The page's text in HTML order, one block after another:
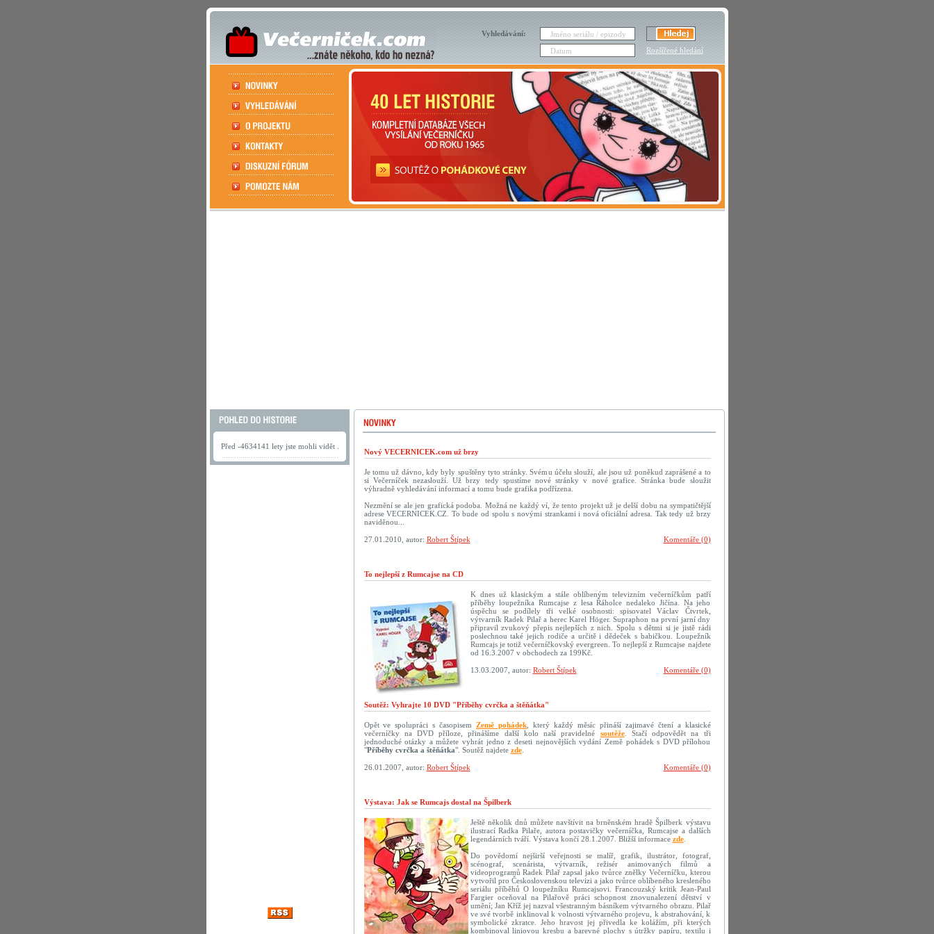
Vyhledávání:
Rozšířené hledání
Před -4634141 lety jste mohli vidět .
Nový VECERNICEK.com už brzy
Je tomu už dávno, kdy byly spuštěny tyto stránky. Svému účelu slouží, ale jsou už poněkud zaprášené a to
si Večerníček nezaslouží. Už brzy tedy spustíme nové stránky v nové grafice. Stránka bude sloužit
výhradně vyhledávání informací a tomu bude grafika podřízena.
Nezmění se ale jen grafická podoba. Možná ne každý ví, že tento projekt už je delší dobu na sympatičtější
adrese VECERNICEK.CZ. To bude od spolu s novými strankami i nová oficiální adresa. Tak tedy už brzy
naviděnou...
Komentáře (0)
27.01.2010, autor: Robert Štípek
To nejlepší z Rumcajse na CD
K dnes už klasickým a stále oblíbeným televizním večerníčkům patří
příběhy loupežníka Rumcajse z lesa Řáholce nedaleko Jičína. Na jeho
úspěchu se podílely tři velké osobnosti: spisovatel Václav Čtvrtek,
výtvarník Radek Pilař a herec Karel Höger. Supraphon na první jarní dny
připravil zvukový přepis nejlepších z nich. Spolu s dětmi si je jistě rádi
poslechnou také jejich rodiče a určitě i dědeček s babičkou. Loupežník
Rumcajs je totiž večerníčkovský evergreen. To nejlepší z Rumcajse najdete
od 16.3.2007 v obchodech za 199Kč.
Komentáře (0)
13.03.2007, autor: Robert Štípek
Soutěž: Vyhrajte 10 DVD "Příběhy cvrčka a štěňátka"
Opět ve spolupráci s časopisemZemě pohádek , který každý měsíc přináší zajimavé čtení a klasické
večerníčky na DVD příloze, přinášíme další kolo naší pravidelné soutěže. Stačí odpovědět na tři
jednoduché otázky a můžete vyhrát jedno z deseti nejnovějších vydání Země pohádek s DVD přílohou
"Příběhy cvrčka a štěňátka". Soutěž najdete zde.
Komentáře (0)
26.01.2007, autor: Robert Štípek
Výstava: Jak se Rumcajs dostal na Špilberk
Ještě několik dnů můžete navštívit na brněnském hradě Špilberk výstavu
ilustrací Radka Pilaře, autora postavičky večerníčka, Rumcajse a dalších
legendárních tváří. Výstava končí 28.1.2007. Bližší informace zde.
Do povědomí nejširší veřejnosti se malíř, grafik, ilustrátor, fotograf,
scénograf, scenárista, výtvarník, režisér animovaných filmů a
videoprogramů Radek Pilař zapsal jako tvůrce znělky Večerníčku, kterou
vytvořil pro Československou televizi a jako tvůrce oblíbeného kresleného
seriálu příběhů O loupežníku Rumcajsovi. Francouzský kritik Jean-Paul
Fargier oceňoval na Pilařově práci schopnost znovunalezení dětství v
umění; Jan Kříž jej nazval všestranným básníkem výtvarného obrazu. Pilař
ve své tvorbě inklinoval k volnosti výtvarného projevu, k abstrahování, k
symbolické zkratce. Jeho hravost jej přivedla ke kolážím, při kterých
kombinoval liniovou kresbu a barevné plochy s útržky papíru, textilu i